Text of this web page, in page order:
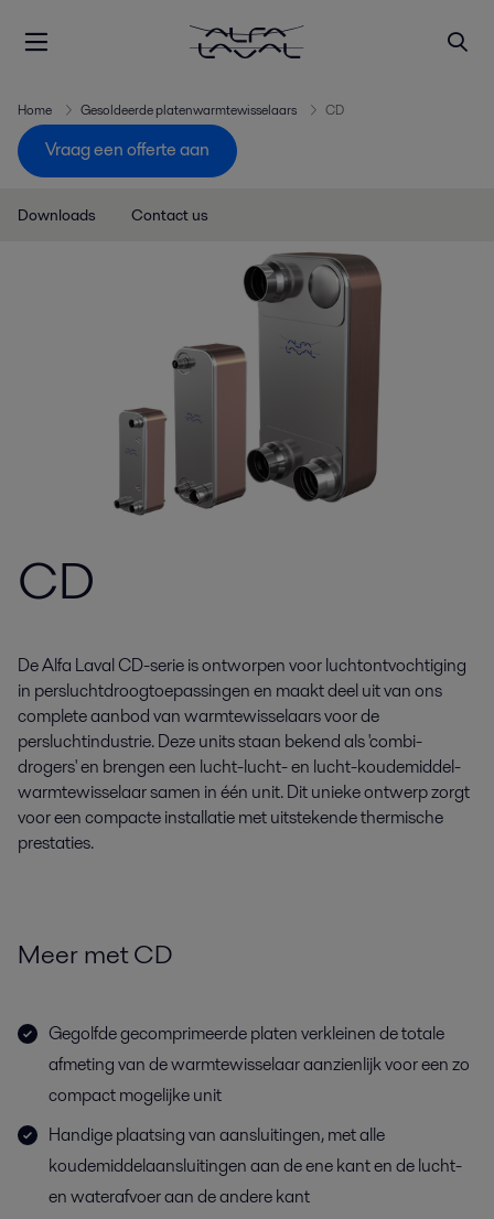
Home Gesoldeerde platenwarmtewisselaars CD
Vraag een offerte aan
Downloads Contact us
CD
De Alfa Laval CD-serie is ontworpen voor luchtontvochtiging
in persluchtdroogtoepassingen en maakt deel uit van ons
complete aanbod van warmtewisselaars voor de
persluchtindustrie. Deze units staan bekend als 'combi-
drogers' en brengen een lucht-lucht- en lucht-koudemiddel-
warmtewisselaar samen in één unit. Dit unieke ontwerp zorgt
voor een compacte installatie met uitstekende thermische
prestaties.
Meer met CD
Gegolfde gecomprimeerde platen verkleinen de totale
afmeting van de warmtewisselaar aanzienlijk voor een zo
compact mogelijke unit
Handige plaatsing van aansluitingen, met alle
koudemiddelaansluitingen aan de ene kant en de lucht-
en waterafvoer aan de andere kant